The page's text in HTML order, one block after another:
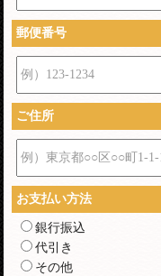
郵便番号
例）123-1234
ご住所
例）東京都○○区○○町1-1-
お支払い方法
銀行振込
代引き
その他